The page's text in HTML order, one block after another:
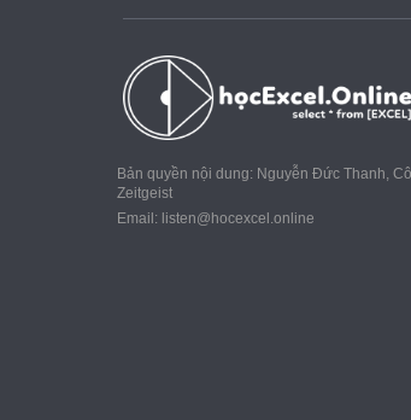
MOS
Bản quyền nội dung: Nguyễn Đức Thanh,
Zeitgeist
Email: listen@hocexcel.online